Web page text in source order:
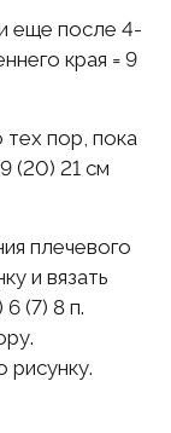
еще после 4-
края = 9
пор, пока
(20) 21 см
плечевого
и вязать
(7) 8 п.
рисунку.